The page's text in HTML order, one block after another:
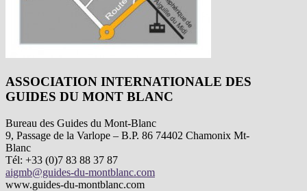
ASSOCIATION INTERNATIONALE DES
GUIDES DU MONT BLANC
Bureau des Guides du Mont-Blanc
9, Passage de la Varlope – B.P. 86 74402 Chamonix Mt-
Blanc
Tél: +33 (0)7 83 88 37 87
aigmb@guides-du-montblanc.com
www.guides-du-montblanc.com